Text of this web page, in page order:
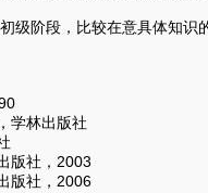
阶段，比较在意具体知识
学林出版社
版社，2003
版社，2006